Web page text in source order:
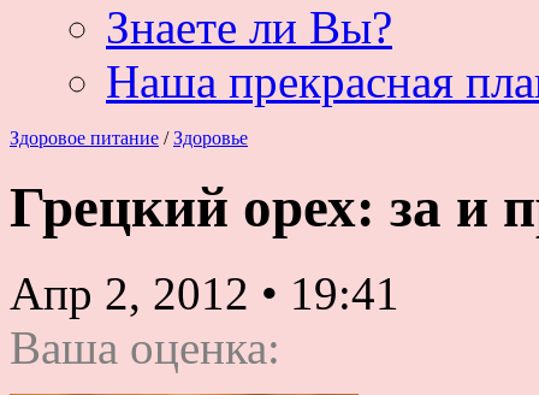
Знаете ли Вы?
Наша прекрасная
Здоровое питание / Здоровье
Грецкий орех: за и
Апр 2, 2012 • 19:41
Ваша оценка: